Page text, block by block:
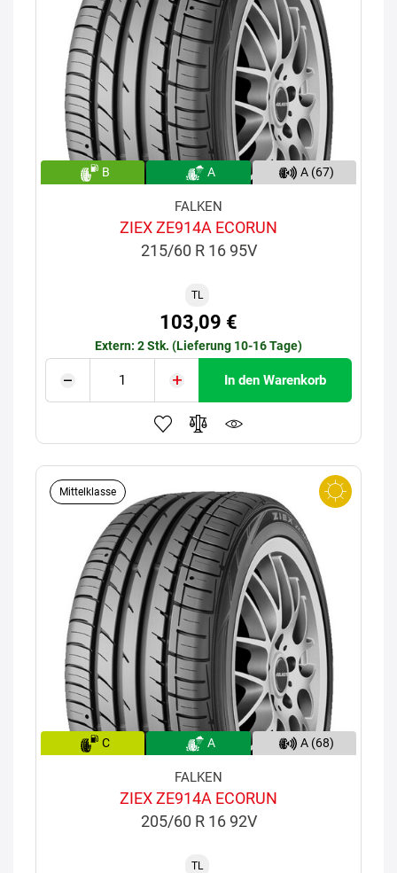
B A A (67)
FALKEN
ZIEX ZE914A ECORUN
215/60 R 16 95V
TL
103,09 €
Extern: 2 Stk. (Lieferung 10-16 Tage)
In den Warenkorb
Mittelklasse
C A A (68)
FALKEN
ZIEX ZE914A ECORUN
205/60 R 16 92V
TL